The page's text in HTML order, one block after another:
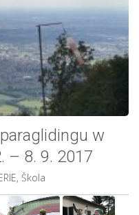
w
– 8. 9. 2017
, Škola